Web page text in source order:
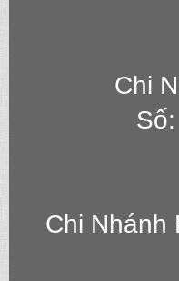
Chi
Chi Nhánh